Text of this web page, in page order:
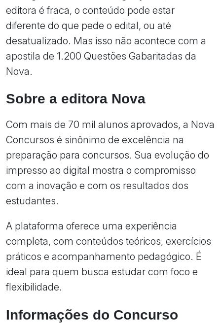
editora é fraca, o conteúdo pode estar
diferente do que pede o edital, ou até
desatualizado. Mas isso não acontece com a
apostila de 1.200 Questões Gabaritadas da
Nova.
Sobre a editora Nova
Com mais de 70 mil alunos aprovados, a Nova
Concursos é sinônimo de excelência na
preparação para concursos. Sua evolução do
impresso ao digital mostra o compromisso
com a inovação e com os resultados dos
estudantes.
A plataforma oferece uma experiência
completa, com conteúdos teóricos, exercícios
práticos e acompanhamento pedagógico. É
ideal para quem busca estudar com foco e
flexibilidade.
Informações do Concurso